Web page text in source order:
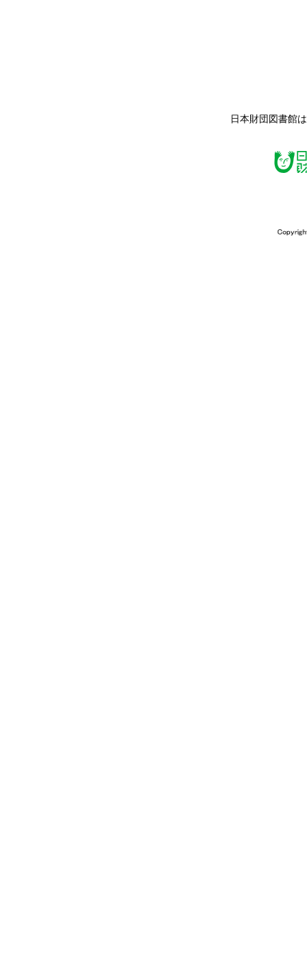
日本財団図書館